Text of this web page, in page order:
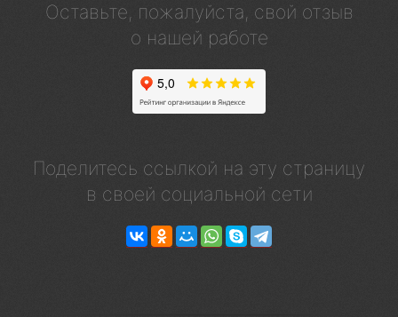
Оставьте, пожалуйста, свой отзыв
о нашей работе
Поделитесь ссылкой на эту страницу
в своей социальной сети